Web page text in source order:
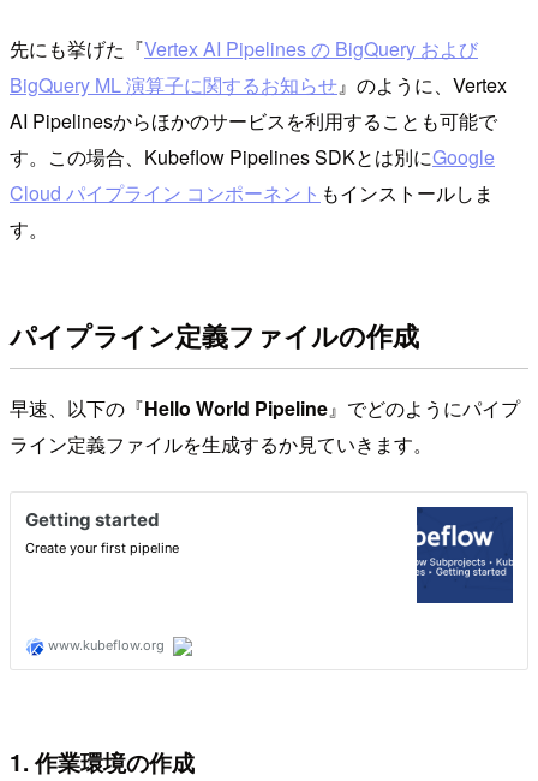
先にも挙げた『Vertex AI Pipelines の BigQuery および
BigQuery ML 演算子に関するお知らせ』のように、Vertex
AI Pipelinesからほかのサービスを利用することも可能で
す。この場合、Kubeflow Pipelines SDKとは別にGoogle
Cloud パイプライン コンポーネント もインストールしま
す。
パイプライン定義ファイルの作成
早速、以下の『Hello World Pipeline』でどのようにパイプ
ライン定義ファイルを生成するか見ていきます。
1. 作業環境の作成